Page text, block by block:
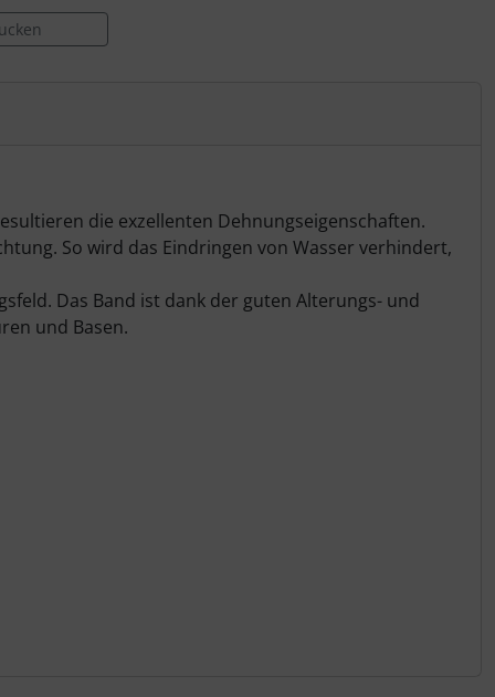
die exzellenten Dehnungseigenschaften.
So wird das Eindringen von Wasser verhindert,
Das Band ist dank der guten Alterungs- und
und Basen.